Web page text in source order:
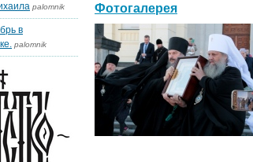
Фотогалерея
palomnik
в
palomnik